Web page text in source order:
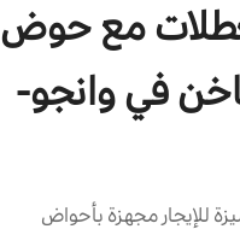
مع حوض
في وانجو-
للإيجار مجهزة بأحواض